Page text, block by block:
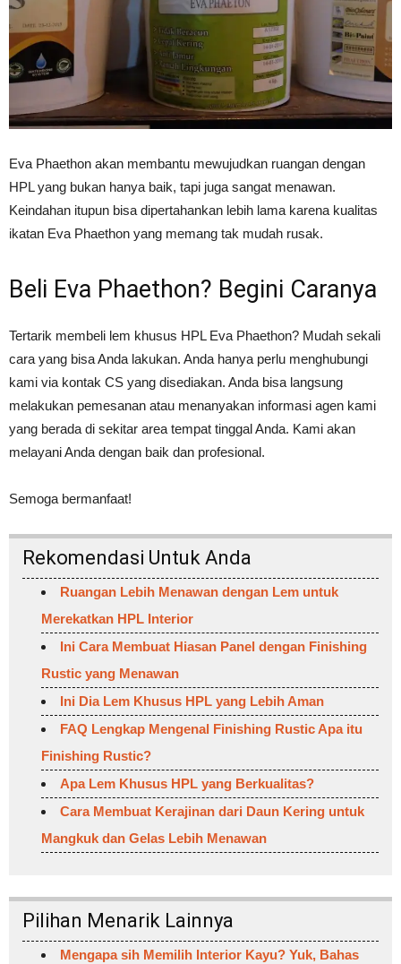
Eva Phaethon akan membantu mewujudkan ruangan dengan
HPL yang bukan hanya baik, tapi juga sangat menawan.
Keindahan itupun bisa dipertahankan lebih lama karena kualitas
ikatan Eva Phaethon yang memang tak mudah rusak.
Beli Eva Phaethon? Begini Caranya
Tertarik membeli lem khusus HPL Eva Phaethon? Mudah sekali
cara yang bisa Anda lakukan. Anda hanya perlu menghubungi
kami via kontak CS yang disediakan. Anda bisa langsung
melakukan pemesanan atau menanyakan informasi agen kami
yang berada di sekitar area tempat tinggal Anda. Kami akan
melayani Anda dengan baik dan profesional.
Semoga bermanfaat!
Rekomendasi Untuk Anda
Ruangan Lebih Menawan dengan Lem untuk
Merekatkan HPL Interior
Ini Cara Membuat Hiasan Panel dengan Finishing
Rustic yang Menawan
Ini Dia Lem Khusus HPL yang Lebih Aman
FAQ Lengkap Mengenal Finishing Rustic Apa itu
Finishing Rustic?
Apa Lem Khusus HPL yang Berkualitas?
Cara Membuat Kerajinan dari Daun Kering untuk
Mangkuk dan Gelas Lebih Menawan
Pilihan Menarik Lainnya
Mengapa sih Memilih Interior Kayu? Yuk, Bahas